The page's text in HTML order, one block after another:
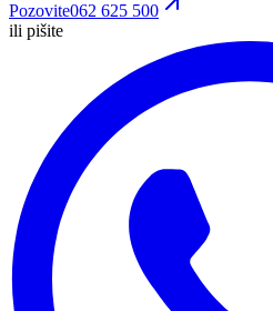
Pozovite062 625 500
ili pišite